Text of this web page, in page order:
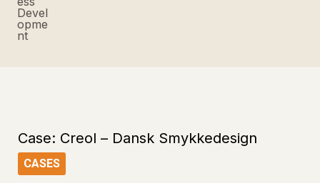
Case: Creol – Dansk Smykkedesign
CASES